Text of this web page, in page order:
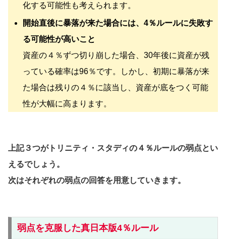
化する可能性も考えられます。
開始直後に暴落が来た場合には、4％ルールに失敗す
る可能性が高いこと
資産の４％ずつ切り崩した場合、30年後に資産が残
っている確率は96％です。しかし、初期に暴落が来
た場合は残りの４％に該当し、資産が底をつく可能
性が大幅に高まります。
上記３つがトリニティ・スタディの４％ルールの弱点とい
えるでしょう。
次はそれぞれの弱点の回答を用意していきます。
弱点を克服した真日本版4％ルール